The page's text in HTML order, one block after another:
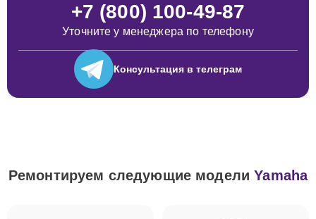
+7 (800) 100-49-87
Уточните у менеджера по телефону
Консультация в телеграм
Ремонтируем следующие моделиYamaha